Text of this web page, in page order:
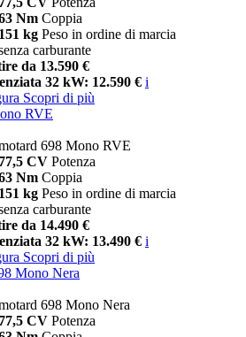
Nm Coppia
151 kg Peso in ordine di marcia
carburante
da 13.590 €
32 kW: 12.590 € i
Scopri di più
RVE
698 Mono RVE
77,5 CV Potenza
Nm Coppia
151 kg Peso in ordine di marcia
carburante
da 14.490 €
32 kW: 13.490 € i
Scopri di più
Mono Nera
698 Mono Nera
77,5 CV Potenza